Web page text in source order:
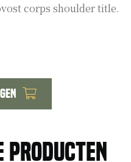
corps shoulder title.
producten